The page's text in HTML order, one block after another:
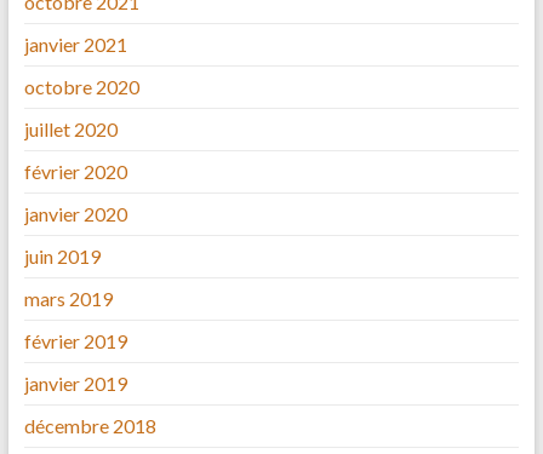
janvier 2021
octobre 2020
juillet 2020
février 2020
janvier 2020
juin 2019
mars 2019
février 2019
janvier 2019
décembre 2018